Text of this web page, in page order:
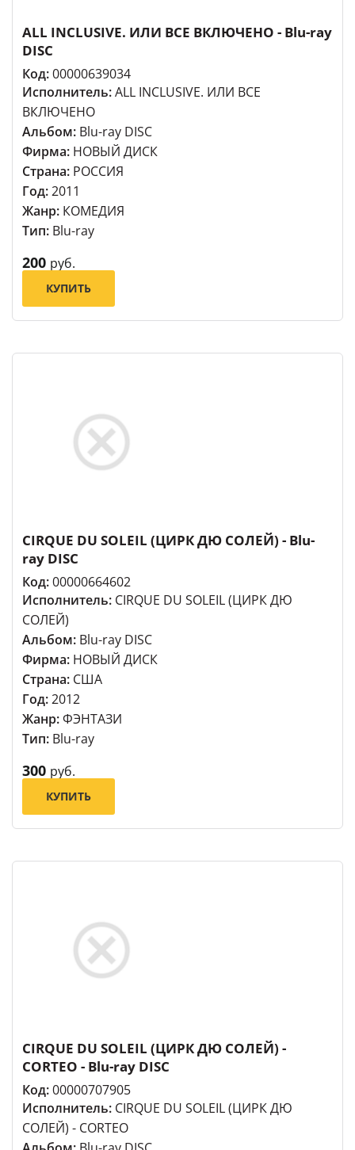
ALL INCLUSIVE. ИЛИ ВСЕ ВКЛЮЧЕНО - Blu-ray
DISC
Код:00000639034
Исполнитель:ALL INCLUSIVE. ИЛИ ВСЕ
ВКЛЮЧЕНО
Альбом: Blu-ray DISC
Фирма: НОВЫЙ ДИСК
Страна: РОССИЯ
Год:2011
Жанр: КОМЕДИЯ
Тип: Blu-ray
200 руб.
КУПИТЬ
CIRQUE DU SOLEIL (ЦИРК ДЮ СОЛЕЙ) - Blu-
ray DISC
Код:00000664602
Исполнитель: CIRQUE DU SOLEIL (ЦИРК ДЮ
СОЛЕЙ)
Альбом: Blu-ray DISC
Фирма: НОВЫЙ ДИСК
Страна: США
Год:2012
Жанр:ФЭНТАЗИ
Тип: Blu-ray
300 руб.
КУПИТЬ
CIRQUE DU SOLEIL (ЦИРК ДЮ СОЛЕЙ) -
CORTEO - Blu-ray DISC
Код:00000707905
Исполнитель: CIRQUE DU SOLEIL (ЦИРК ДЮ
СОЛЕЙ) - CORTEO